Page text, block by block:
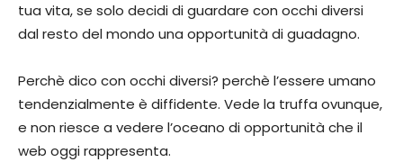
tua vita, se solo decidi di guardare con occhi diversi
dal resto del mondo una opportunità di guadagno.
Perchè dico con occhi diversi? perchè l’essere umano
tendenzialmente è diffidente. Vede la truffa ovunque,
e non riesce a vedere l’oceano di opportunità che il
web oggi rappresenta.